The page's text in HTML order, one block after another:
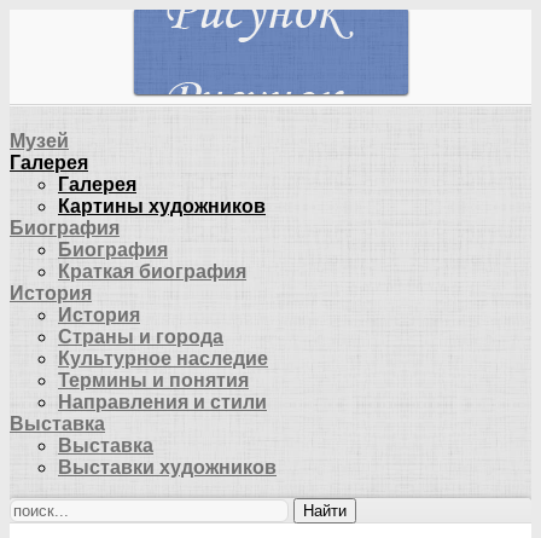
Музей
Галерея
Галерея
Картины художников
Биография
Биография
Краткая биография
История
История
Страны и города
Культурное наследие
Термины и понятия
Направления и стили
Выставка
Выставка
Выставки художников
Найти